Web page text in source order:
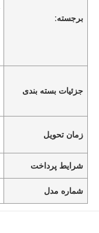
برجسته:
جزئیات بسته بندی
زمان تحویل
شرایط پرداخت
شماره مدل